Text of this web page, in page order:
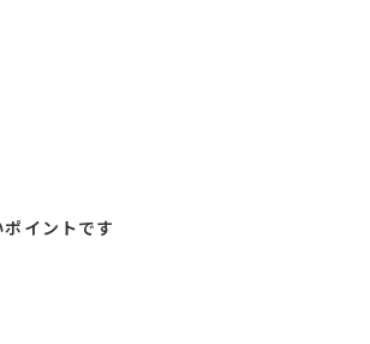
イントです